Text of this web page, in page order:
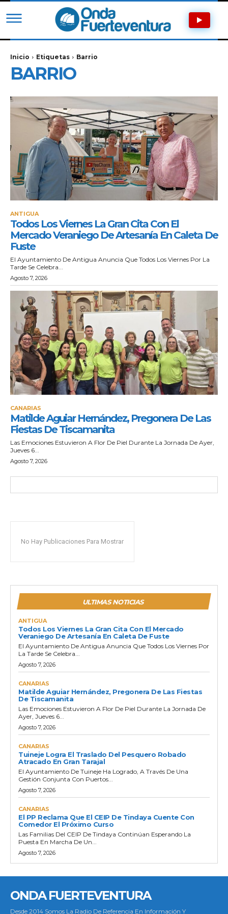
Inicio Etiquetas Barrio
BARRIO
ANTIGUA
Todos Los Viernes La Gran Cita Con El
Mercado Veraniego De Artesanía En Caleta De
Fuste
El Ayuntamiento De Antigua Anuncia Que Todos Los Viernes Por La
Tarde Se Celebra...
Agosto 7, 2026
CANARIAS
Matilde Aguiar Hernández, Pregonera De Las
Fiestas De Tiscamanita
Las Emociones Estuvieron A Flor De Piel Durante La Jornada De Ayer,
Jueves 6...
Agosto 7, 2026
No Hay Publicaciones Para Mostrar
ULTIMAS NOTICIAS
ANTIGUA
Todos Los Viernes La Gran Cita Con El Mercado
Veraniego De Artesanía En Caleta De Fuste
El Ayuntamiento De Antigua Anuncia Que Todos Los Viernes Por
La Tarde Se Celebra...
Agosto 7, 2026
CANARIAS
Matilde Aguiar Hernández, Pregonera De Las Fiestas
De Tiscamanita
Las Emociones Estuvieron A Flor De Piel Durante La Jornada De
Ayer, Jueves 6...
Agosto 7, 2026
CANARIAS
Tuineje Logra El Traslado Del Pesquero Robado
Atracado En Gran Tarajal
El Ayuntamiento De Tuineje Ha Logrado, A Través De Una
Gestión Conjunta Con Puertos...
Agosto 7, 2026
CANARIAS
El PP Reclama Que El CEIP De Tindaya Cuente Con
Comedor El Próximo Curso
Las Familias Del CEIP De Tindaya Continúan Esperando La
Puesta En Marcha De Un...
Agosto 7, 2026
ONDA FUERTEVENTURA
Desde 2014 Somos La Radio De Referencia En Información Y